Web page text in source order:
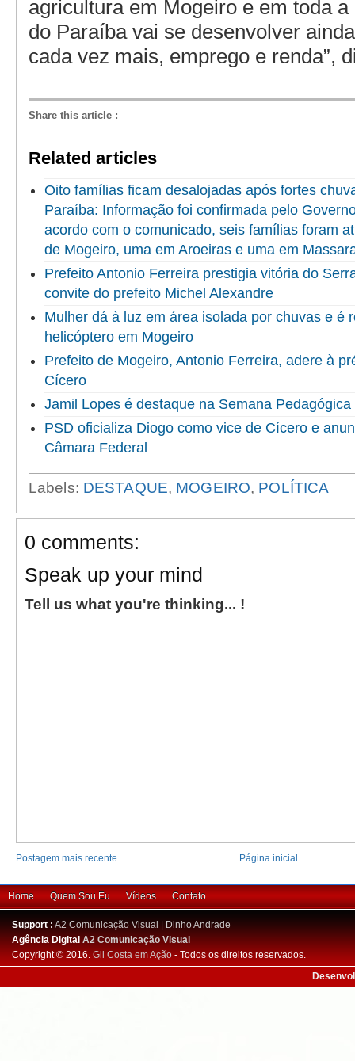
agricultura em Mogeiro e em toda a
do Paraíba vai se desenvolver
cada vez mais, emprego e renda”,
Share this article :
Related articles
Oito famílias ficam desalojadas após fortes
Paraíba: Informação foi confirmada pelo
acordo com o comunicado, seis famílias foram
de Mogeiro, uma em Aroeiras e uma em
Prefeito Antonio Ferreira prestigia vitória do
convite do prefeito Michel Alexandre
Mulher dá à luz em área isolada por chuvas e é
helicóptero em Mogeiro
Prefeito de Mogeiro, Antonio Ferreira, adere à
Cícero
Jamil Lopes é destaque na Semana
PSD oficializa Diogo como vice de Cícero e
Câmara Federal
Labels: DESTAQUE, MOGEIRO, POLÍTICA
0 comments:
Speak up your mind
Tell us what you're thinking... !
Postagem mais recente Página inicial
Home Quem Sou Eu Vídeos Contato
Support : A2 Comunicação Visual | Dinho Andrade
Agência DigitalA2 Comunicação Visual
Copyright © 2016. Gil Costa em Ação - Todos os direitos reservados.